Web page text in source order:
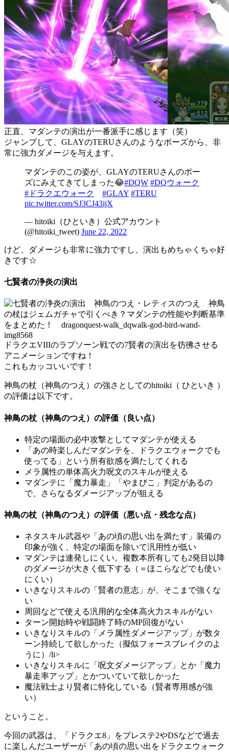
正直、マダンテの演出が一番派手に感じます（笑）
ジャンプして、GLAYのTERUさんのようなポーズから、非
常に強力ダメージを与えます。
マダンテのこの姿が、GLAYのTERUさんのポー
ズにみえてきてしまった😂#DQW #DQウォーク
#ドラクエウォーク
#GLAY #TERU
pic.twitter.com/SJ3CJ43ijX
— hitoiki（ひといき）公式アカウント
(@hitoiki_tweet) June 22, 2022
けど、ダメージも非常に強力ですし、演出もめちゃくちゃ好
きです☆
七賢者の浄炎の演出
ドラクエVIIIのラプソーン戦での7賢者の演出を彷彿させる
アニメーションですね！
これもカッコいいです！
神鳥の杖（神鳥のつえ）の強さとしてのhitoiki（ ひといき ）
の評価は以下です。
神鳥の杖（神鳥のつえ）の評価（良い点）
特定の場面の必中攻撃としてマダンテが使える
「あの時楽しんだマダンテを、ドラクエウォークでも
使ってる」という所有欲感を満たしてくれる
メラ属性の単体高火力呪文のスキルが使える
マダンテに「魔力暴走」「やまびこ」判定があるの
で、さらなるダメージアップが狙える
神鳥の杖（神鳥のつえ）の評価（悪い点・残念な点）
ネタスキル武器や「あの頃の思い出を満たす」装備の
印象が強く、特定の場面を除いて汎用性が低い
マダンテは連発しにくい。複数本所有しても2発目以降
のダメージが大きく低下する（＝ほこらなどでも使い
にくい）
いきなりスキルの「賢者の意志」が、そこまで強くな
い
周回などで使える汎用的な全体高火力スキルがない
ターン開始時や戦闘終了時のMP回復がない
いきなりスキルの「メラ属性ダメージアップ」が数タ
ーン持続して欲しかった（擬似フォースブレイクのよ
うに）/li>
いきなりスキルに「呪文ダメージアップ」とか「魔力
暴走率アップ」とかついていて欲しかった
魔法戦士より賢者に特化している（賢者専用感が強
い）
ということ。
今回の武器は、「ドラクエ8」をプレステ2やDSなどで過去
に楽しんだユーザーが「あの頃の思い出をドラクエウォーク